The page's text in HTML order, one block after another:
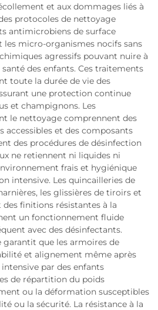
et aux dommages liés à
protocoles de nettoyage
antimicrobiens de surface
micro-organismes nocifs sans
agressifs pouvant nuire à
des enfants. Ces traitements
toute la durée de vie des
une protection continue
et champignons. Les
le nettoyage comprennent des
accessibles et des composants
des procédures de désinfection
ne retiennent ni liquides ni
frais et hygiénique
intensive. Les quincailleries de
les glissières de tiroirs et
des finitions résistantes à la
un fonctionnement fluide
avec des désinfectants.
que les armoires de
et alignement même après
par des enfants
de répartition du poids
ou la déformation susceptibles
ou la sécurité. La résistance à la